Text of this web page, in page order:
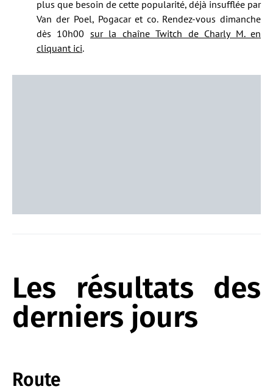
plus que besoin de cette popularité, déjà insufflée par
Van der Poel, Pogacar et co. Rendez-vous dimanche
dès 10h00 sur la chaîne Twitch de Charly M. en
cliquant ici.
Les résultats des
derniers jours
Route